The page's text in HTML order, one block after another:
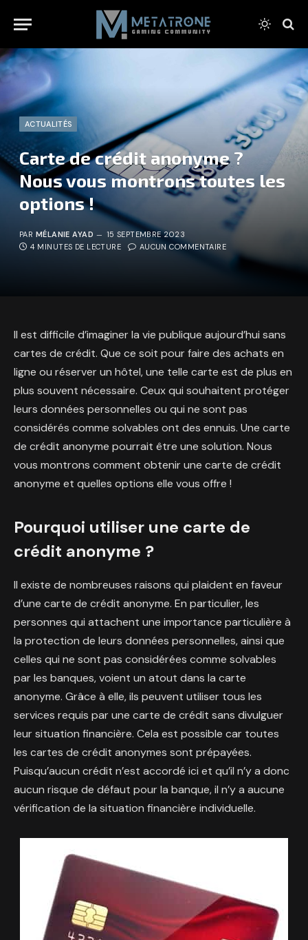
ACTUALITÉS
Carte de crédit anonyme ?
Nous vous montrons toutes les
options !
PAR MÉLANIE AYAD
15 SEPTEMBRE 2023
4 MINUTES DE LECTURE
AUCUN COMMENTAIRE
Il est difficile d’imaginer la vie publique aujourd’hui sans
cartes de crédit. Que ce soit pour faire des achats en
ligne ou réserver un hôtel, une telle carte est de plus en
plus souvent nécessaire. Ceux qui souhaitent protéger
leurs données personnelles ou qui ne sont pas
considérés comme solvables ont des ennuis. Une carte
de crédit anonyme pourrait être une solution. Nous
vous montrons comment obtenir une carte de crédit
anonyme et quelles options elle vous offre !
Pourquoi utiliser une carte de
crédit anonyme ?
Il existe de nombreuses raisons qui plaident en faveur
d’une carte de crédit anonyme. En particulier, les
personnes qui attachent une importance particulière à
la protection de leurs données personnelles, ainsi que
celles qui ne sont pas considérées comme solvables
par les banques, voient un atout dans la carte
anonyme. Grâce à elle, ils peuvent utiliser tous les
services requis par une carte de crédit sans divulguer
leur situation financière. Cela est possible car toutes
les cartes de crédit anonymes sont prépayées.
Puisqu’aucun crédit n’est accordé ici et qu’il n’y a donc
aucun risque de défaut pour la banque, il n’y a aucune
vérification de la situation financière individuelle.